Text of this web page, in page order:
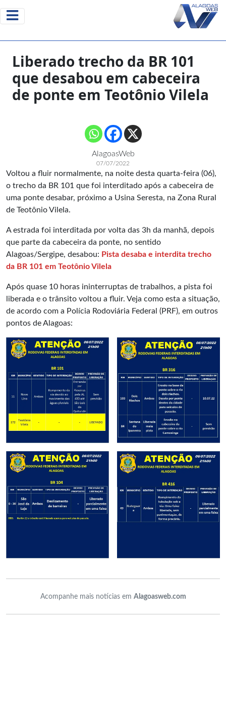
Liberado trecho da BR 101
que desabou em cabeceira
de ponte em Teotônio Vilela
AlagoasWeb
07/07/2022
Voltou a fluir normalmente, na noite desta quarta-feira (06),
o trecho da BR 101 que foi interditado após a cabeceira de
uma ponte desabar, próximo a Usina Seresta, na Zona Rural
de Teotônio Vilela.
A estrada foi interditada por volta das 3h da manhã, depois
que parte da cabeceira da ponte, no sentido
Alagoas/Sergipe, desabou: Pista desaba e interdita trecho
da BR 101 em Teotônio Vilela
Após quase 10 horas ininterruptas de trabalhos, a pista foi
liberada e o trânsito voltou a fluir. Veja como esta a situação,
de acordo com a Polícia Rodoviária Federal (PRF), em outros
pontos de Alagoas:
Acompanhe mais notícias em Alagoasweb.com